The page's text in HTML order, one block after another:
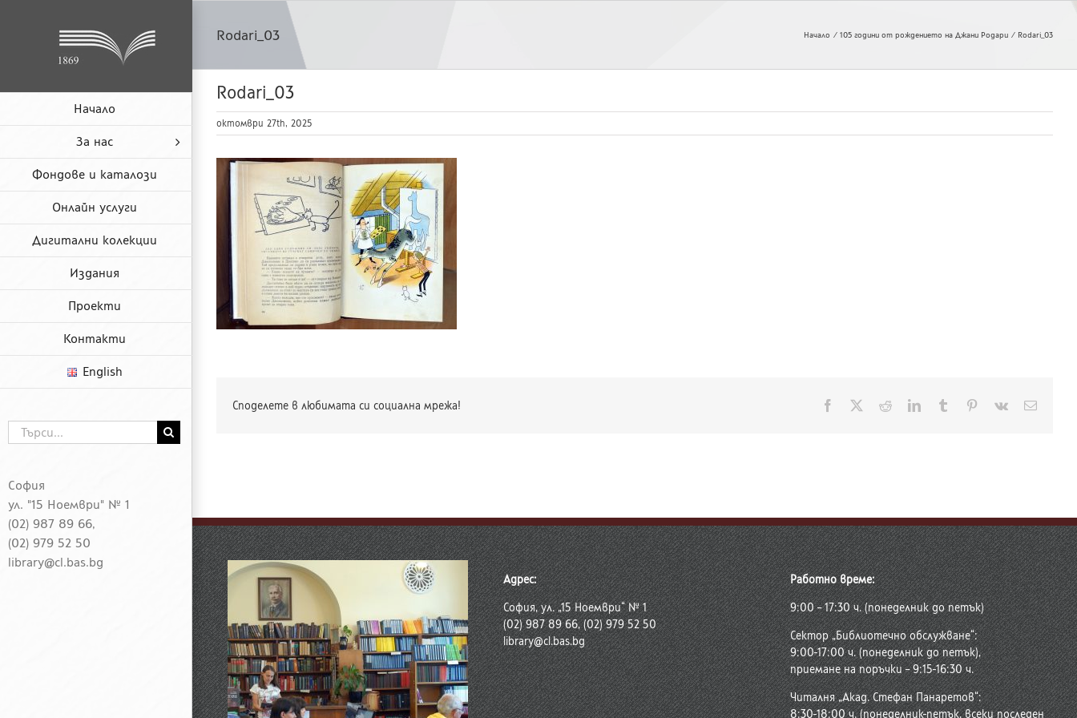
Начало
За нас
Фондове и каталози
Онлайн услуги
Дигитални колекции
Издания
Проекти
Контакти
English
София
ул. "15 Ноември" № 1
(02) 987 89 66,
(02) 979 52 50
library@cl.bas.bg
Търсене
...
Rodari_03 Начало 105 години от рождението на Джани Родари Rodari_03
Rodari_03
октомври 27th, 2025
Споделете в любимата си социална мрежа! Facebook RedditLinkedInTumblr Pinterest
Vk
Адрес:
София, ул. „15 Ноември“ № 1
(02) 987 89 66, (02) 979 52 50
library@cl.bas.bg
Работно време:
9:00 – 17:30 ч. (понеделник до петък)
Сектор „Библиотечно обслужване“:
9:00-17:00 ч. (понеделник до петък),
приемане на поръчки – 9:15-16:30 ч.
Читалня „Акад. Стефан Панаретов“:
8:30-18:00 ч. (понеделник-петък, всеки последен